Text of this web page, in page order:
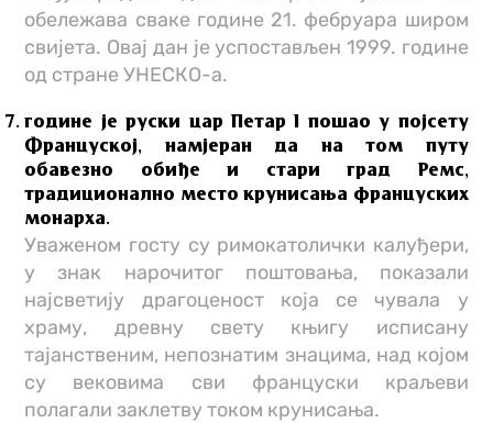
обележава сваке године 21. фебруара широм
свијета. Овај дан је успостављен 1999. године
од стране УНЕСКО-а.
године je руски цар Петар I пошао у појсету
Француској, намјеран да на том путу
обавезно обиђе и стари град Ремс,
традиционално место крунисања француских
монарха.
Уваженом госту су римокатолички калуђери,
у знак нарочитог поштовања, показали
најсветију драгоценост која се чувала у
храму, древну свету књигу исписану
тајанственим, непознатим знацима, над којом
су вековима сви француски краљеви
полагали заклетву током крунисања.